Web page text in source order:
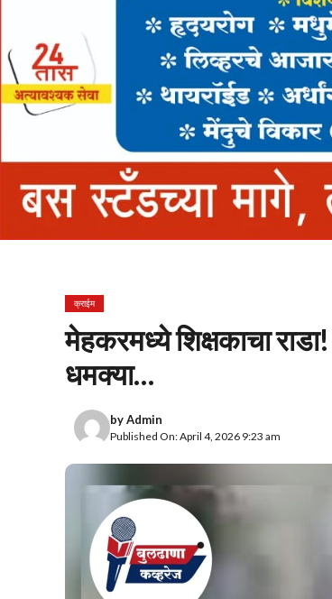
क्राईम
मेहकरमध्ये शिक्षकाचा
धमक्या…
byAdmin
Published On: April 4, 2026 9:23 am